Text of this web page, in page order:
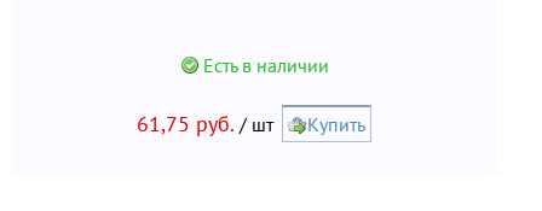
Есть в наличии
61,75 руб. / шт Купить